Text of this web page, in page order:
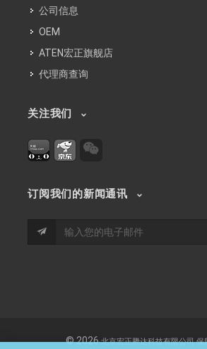
公司信息
OEM
ATEN宏正旗舰店
代理商查询
关注我们
订阅我们的新闻通讯
© 2026北京宏正腾达科技有限公司保